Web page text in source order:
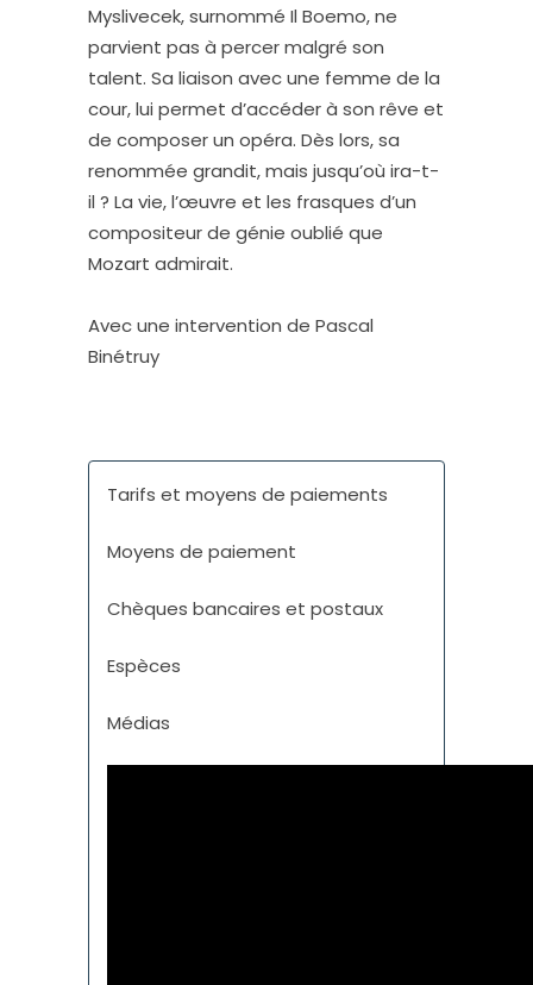
Myslivecek, surnommé Il Boemo, ne
parvient pas à percer malgré son
talent. Sa liaison avec une femme de la
cour, lui permet d’accéder à son rêve et
de composer un opéra. Dès lors, sa
renommée grandit, mais jusqu’où ira-t-
il ? La vie, l’œuvre et les frasques d’un
compositeur de génie oublié que
Mozart admirait.
Avec une intervention de Pascal
Binétruy
Tarifs et moyens de paiements
Moyens de paiement
Chèques bancaires et postaux
Espèces
Médias